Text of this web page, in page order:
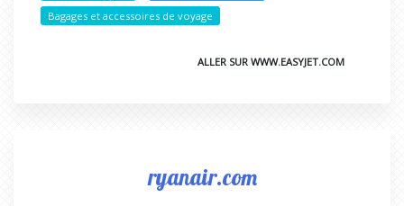
Bagages et accessoires de voyage
ALLER SUR WWW.EASYJET.COM
ryanair.com